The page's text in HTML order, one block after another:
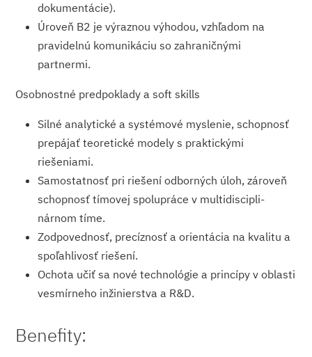
dokumentácie).
Úroveň B2 je výraznou výhodou, vzhľadom na
pravidelnú komunikáciu so zahraničnými
partnermi.
Osobnostné predpoklady a soft skills
Silné analytické a systémové myslenie, schopnosť
prepájať teoretické modely s praktickými
riešeniami.
Samostatnosť pri riešení odborných úloh, zároveň
schopnosť tímovej spolupráce v multidiscipli­
nárnom tíme.
Zodpovednosť, precíznosť a orientácia na kvalitu a
spoľahlivosť riešení.
Ochota učiť sa nové technológie a princípy v oblasti
vesmírneho inžinierstva a R&D.
Benefity: